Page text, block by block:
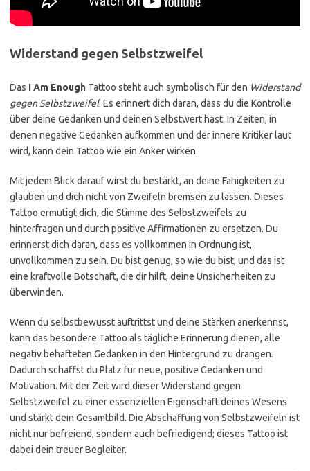
Widerstand gegen Selbstzweifel
Das I Am Enough Tattoo steht auch symbolisch für den Widerstand
gegen Selbstzweifel. Es erinnert dich daran, dass du die Kontrolle
über deine Gedanken und deinen Selbstwert hast. In Zeiten, in
denen negative Gedanken aufkommen und der innere Kritiker laut
wird, kann dein Tattoo wie ein Anker wirken.
Mit jedem Blick darauf wirst du bestärkt, an deine Fähigkeiten zu
glauben und dich nicht von Zweifeln bremsen zu lassen. Dieses
Tattoo ermutigt dich, die Stimme des Selbstzweifels zu
hinterfragen und durch positive Affirmationen zu ersetzen. Du
erinnerst dich daran, dass es vollkommen in Ordnung ist,
unvollkommen zu sein. Du bist genug, so wie du bist, und das ist
eine kraftvolle Botschaft, die dir hilft, deine Unsicherheiten zu
überwinden.
Wenn du selbstbewusst auftrittst und deine Stärken anerkennst,
kann das besondere Tattoo als tägliche Erinnerung dienen, alle
negativ behafteten Gedanken in den Hintergrund zu drängen.
Dadurch schaffst du Platz für neue, positive Gedanken und
Motivation. Mit der Zeit wird dieser Widerstand gegen
Selbstzweifel zu einer essenziellen Eigenschaft deines Wesens
und stärkt dein Gesamtbild. Die Abschaffung von Selbstzweifeln ist
nicht nur befreiend, sondern auch befriedigend; dieses Tattoo ist
dabei dein treuer Begleiter.